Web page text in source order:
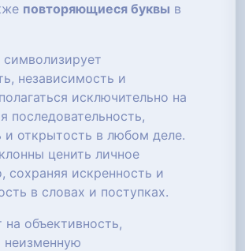
повторяющиеся буквы в
символизирует
независимость и
исключительно на
последовательность,
и открытость в любом деле.
ценить личное
сохраняя искренность и
в словах и поступках.
на объективность,
неизменную